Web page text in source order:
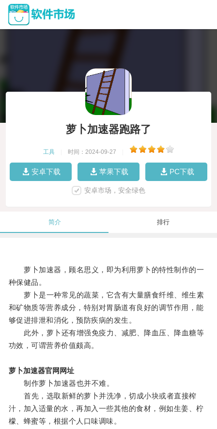
萝卜加速器跑路了
工具 时间：2024-09-27
安卓下载 苹果下载 PC下载
安卓市场，安全绿色
简介 排行
萝卜加速器，顾名思义，即为利用萝卜的特性制作的一
种保健品。
萝卜是一种常见的蔬菜，它含有大量膳食纤维、维生素
和矿物质等营养成分，特别对胃肠道有良好的调节作用，能
够促进排泄和消化，预防疾病的发生。
此外，萝卜还有增强免疫力、减肥、降血压、降血糖等
功效，可谓营养价值颇高。
萝卜加速器官网网址
制作萝卜加速器也并不难。
首先，选取新鲜的萝卜并洗净，切成小块或者直接榨
汁，加入适量的水，再加入一些其他的食材，例如生姜、柠
檬、蜂蜜等，根据个人口味调味。